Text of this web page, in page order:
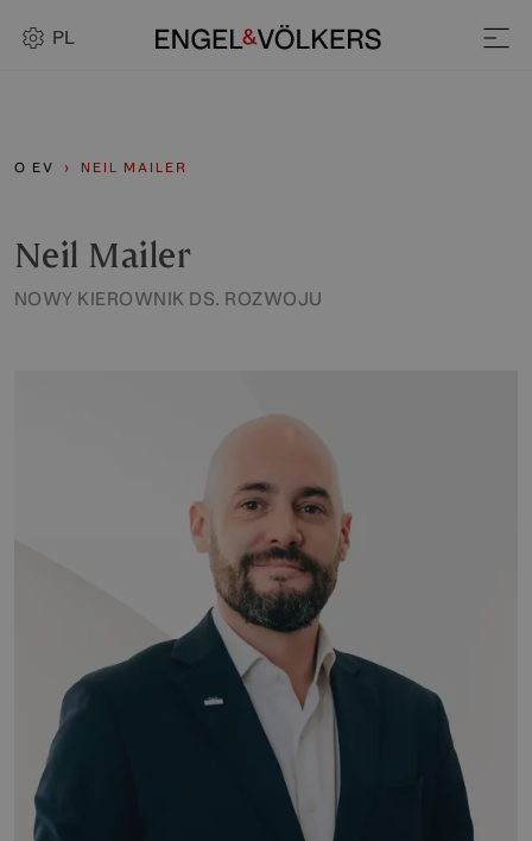
PL
O EV NEIL MAILER
Neil Mailer
NOWY KIEROWNIK DS. ROZWOJU